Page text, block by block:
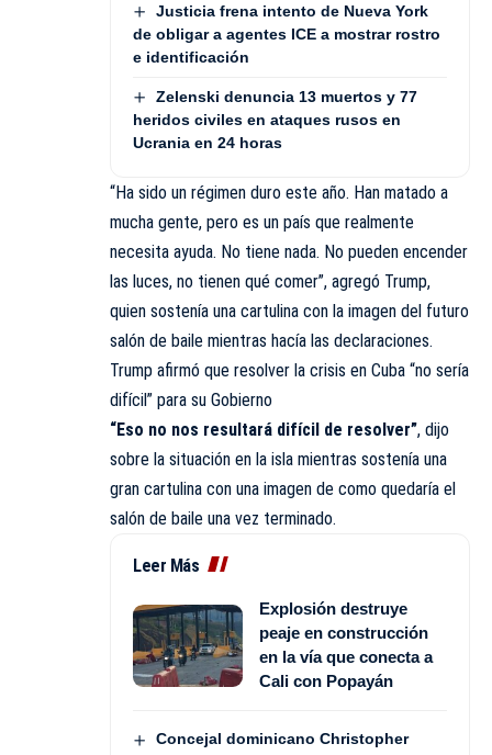
Justicia frena intento de Nueva York
de obligar a agentes ICE a mostrar rostro
e identificación
Zelenski denuncia 13 muertos y 77
heridos civiles en ataques rusos en
Ucrania en 24 horas
“Ha sido un régimen duro este año. Han matado a
mucha gente, pero es un país que realmente
necesita ayuda. No tiene nada. No pueden encender
las luces, no tienen qué comer”, agregó Trump,
quien sostenía una cartulina con la imagen del futuro
salón de baile mientras hacía las declaraciones.
Trump afirmó que resolver la crisis en Cuba “no sería
difícil” para su Gobierno
“Eso no nos resultará difícil de resolver”, dijo
sobre la situación en la isla mientras sostenía una
gran cartulina con una imagen de como quedaría el
salón de baile una vez terminado.
Leer Más
Explosión destruye
peaje en construcción
en la vía que conecta a
Cali con Popayán
Concejal dominicano Christopher